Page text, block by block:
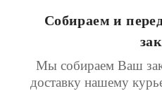
Собираем и
Мы собираем Ваш
доставку нашему